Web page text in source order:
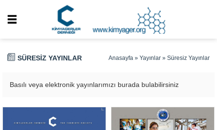
SÜRESIZ YAYINLAR Anasayfa » Yayınlar » Süresiz Yayınlar
Basılı veya elektronik yayınlarımızı burada bulabilirsiniz